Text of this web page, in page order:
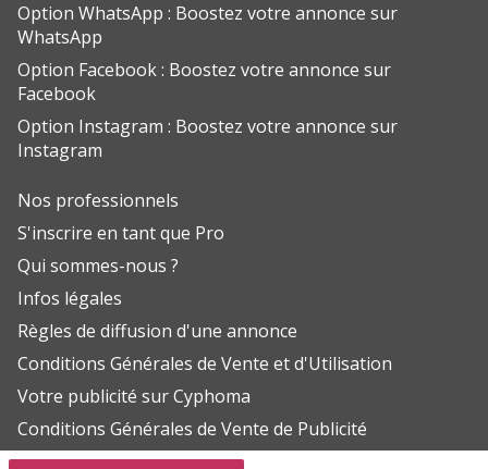
Option WhatsApp : Boostez votre annonce sur
WhatsApp
Option Facebook : Boostez votre annonce sur
Facebook
Option Instagram : Boostez votre annonce sur
Instagram
Nos professionnels
S'inscrire en tant que Pro
Qui sommes-nous ?
Infos légales
Règles de diffusion d'une annonce
Conditions Générales de Vente et d'Utilisation
Votre publicité sur Cyphoma
Conditions Générales de Vente de Publicité
Aide FAQ